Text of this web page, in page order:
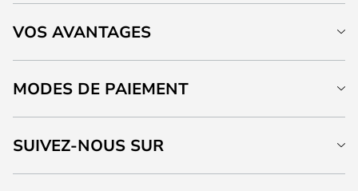
VOS AVANTAGES
MODES DE PAIEMENT
SUIVEZ-NOUS SUR